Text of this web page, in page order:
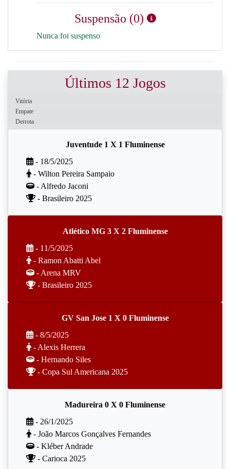
Suspensão (0)
Nunca foi suspenso
Últimos 12 Jogos
Vitória
Empate
Derrota
Juventude 1 X 1 Fluminense
- 18/5/2025
- Wilton Pereira Sampaio
- Alfredo Jaconi
- Brasileiro 2025
Atlético MG 3 X 2 Fluminense
- 11/5/2025
- Ramon Abatti Abel
- Arena MRV
- Brasileiro 2025
GV San Jose 1 X 0 Fluminense
- 8/5/2025
- Alexis Herrera
- Hernando Siles
- Copa Sul Americana 2025
Madureira 0 X 0 Fluminense
- 26/1/2025
- João Marcos Gonçalves Fernandes
- Kléber Andrade
- Carioca 2025